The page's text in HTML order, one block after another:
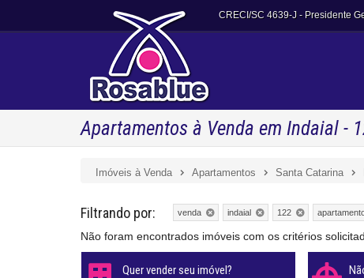
CRECI/SC 4639-J - Presidente
Apartamentos à Venda em Indaial -
Imóveis à Venda Apartamentos Santa Catarina
Filtrando por: venda indaial 122
Não foram encontrados imóveis com os critérios
Quer vender seu imóvel?